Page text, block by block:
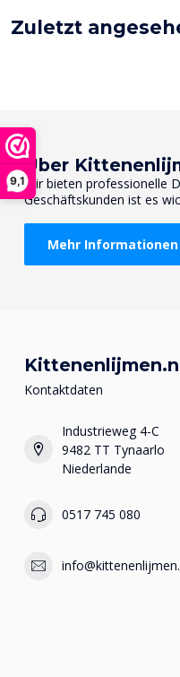
9,1
Zuletzt
Über
Wir bieten professionelle
Geschäftskunden ist es
Mehr Informationen
Kontaktdaten
Industrieweg 4-C
9482 TT Tynaarlo
Niederlande
0517 745 080